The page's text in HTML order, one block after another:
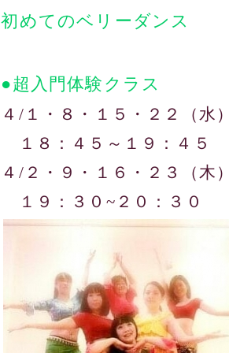
初めてのベリーダンス
●超入門体験クラス
４/１・８・１５・２２（水
１８：４５～１９：４５
４/２・９・１６・２３（木
１９：３０~２０：３０